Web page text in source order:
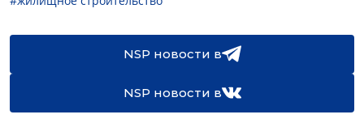
NSP новости в
NSP новости в